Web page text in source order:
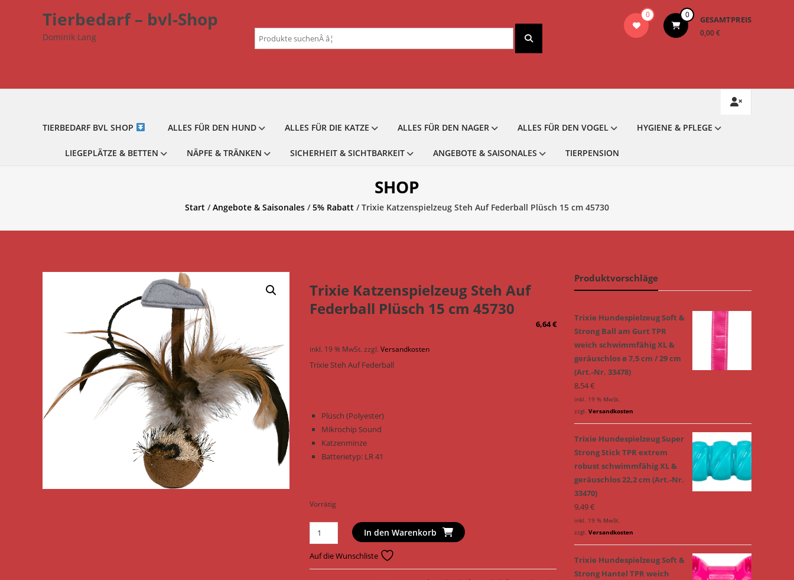
Tierbedarf – bvl-Shop
Dominik Lang
0 0 GESAMTPREIS
0,00 €
Suchen
nach:
TIERBEDARF BVL SHOP ALLES FÜR DEN HUND ALLES FÜR DIE KATZE ALLES FÜR DEN NAGER ALLES FÜR DEN VOGEL HYGIENE & PFLEGE
LIEGEPLÄTZE & BETTEN NÄPFE & TRÄNKEN SICHERHEIT & SICHTBARKEIT ANGEBOTE & SAISONALES TIERPENSION
SHOP
Start /Angebote & Saisonales /5% Rabatt / Trixie Katzenspielzeug Steh Auf Federball Plüsch 15 cm 45730
Trixie Katzenspielzeug Steh Auf
Federball Plüsch 15 cm 45730
6,64€
inkl. 19 % MwSt. zzgl.Versandkosten
Trixie Steh Auf Federball
Plüsch (Polyester)
Mikrochip Sound
Katzenminze
Batterietyp: LR 41
Vorrätig
Trixie
Katzenspielzeug
Steh
Auf
In den Warenkorb
Auf die Wunschliste
Produktvorschläge
Trixie Hundespielzeug Soft &
Strong Ball am Gurt TPR
weich schwimmfähig XL &
geräuschlos ø 7,5 cm / 29 cm
(Art.-Nr. 33478)
8,54€
inkl. 19 % MwSt.
zzgl. Versandkosten
Trixie Hundespielzeug Super
Strong Stick TPR extrem
robust schwimmfähig XL &
geräuschlos 22,2 cm (Art.-Nr.
33470)
9,49€
inkl. 19 % MwSt.
zzgl. Versandkosten
Trixie Hundespielzeug Soft &
Strong Hantel TPR weich